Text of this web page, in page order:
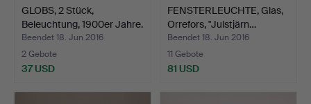
GLOBS, 2 Stück,
Beleuchtung, 1900er Jahre.
Beendet 18. Jun 2016
2 Gebote
37 USD
FENSTERLEUCHTE, Glas,
Orrefors, "Julstjärn…
Beendet 18. Jun 2016
11 Gebote
81 USD